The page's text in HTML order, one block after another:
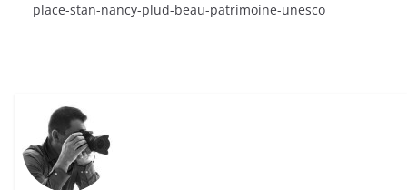
place-stan-nancy-plud-beau-patrimoine-unesco